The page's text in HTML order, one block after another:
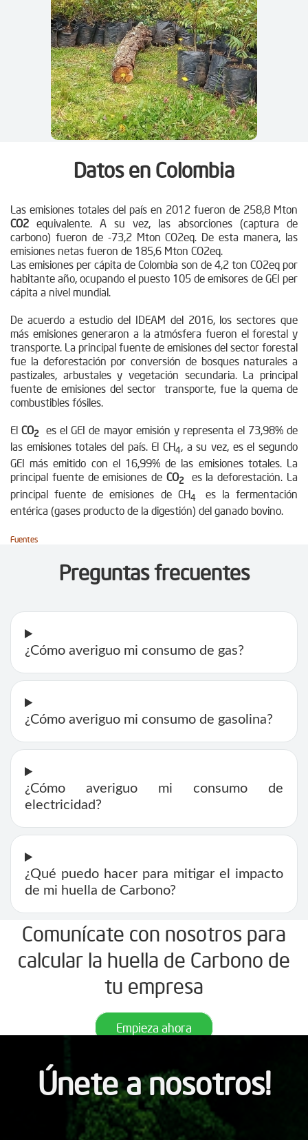
Datos en Colombia
Las emisiones totales del país en 2012 fueron de 258,8 Mton
CO2 equivalente. A su vez, las absorciones (captura de
carbono) fueron de -73,2 Mton CO2eq. De esta manera, las
emisiones netas fueron de 185,6 Mton CO2eq.
Las emisiones per cápita de Colombia son de 4,2 ton CO2eq por
habitante año, ocupando el puesto 105 de emisores de GEI per
cápita a nivel mundial.
De acuerdo a estudio del IDEAM del 2016, los sectores que
más emisiones generaron a la atmósfera fueron el forestal y
transporte. La principal fuente de emisiones del sector forestal
fue la deforestación por conversión de bosques naturales a
pastizales, arbustales y vegetación secundaria. La principal
fuente de emisiones del sector transporte, fue la quema de
combustibles fósiles.
ElCO2 es el GEI de mayor emisión y representa el 73,98% de
las emisiones totales del país. El CH4, a su vez, es el segundo
GEI más emitido con el 16,99% de las emisiones totales. La
principal fuente de emisiones de CO2
es la deforestación. La
principal fuente de emisiones de CH4 es la fermentación
entérica (gases producto de la digestión) del ganado bovino.
Fuentes
Preguntas frecuentes
¿Cómo averiguo mi consumo de gas?
¿Cómo averiguo mi consumo de gasolina?
¿Cómo averiguo mi consumo de
electricidad?
¿Qué puedo hacer para mitigar el impacto
de mi huella de Carbono?
Comunícate con nosotros para
calcular la huella de Carbono de
tu empresa
Empieza ahora
Únete a nosotros!